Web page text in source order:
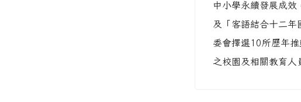
中小學永續發展成效
及「客語結合十二
委會擇選10所歷年
之校園及相關教育